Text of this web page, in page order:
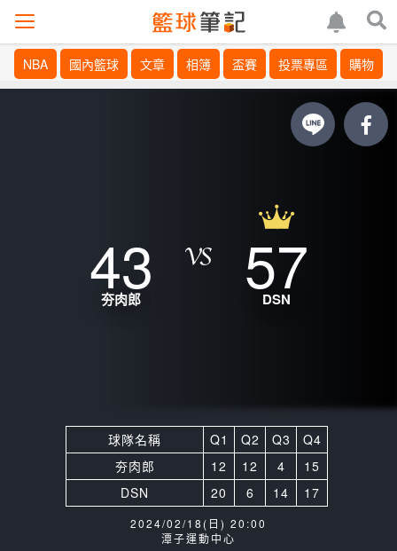
NBA 國內籃球 文章 相簿 盃賽 投票專區 購物
43
夯肉郎 57
DSN
球隊名稱 Q1 Q2 Q3
Q4
夯肉郎
12 12 4
15
DSN
20 6 14 17
2024/02/18(日) 20:00
潭子運動中心